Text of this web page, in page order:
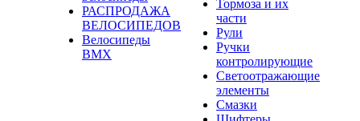
РАСПРОДАЖА
ВЕЛОСИПЕДОВ
Велосипеды
BMX
Тормоза и их
части
Рули
Ручки
контролирующие
Светоотражающие
элементы
Смазки